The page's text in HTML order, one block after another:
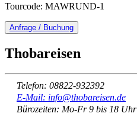
Tourcode: MAWRUND-1
Anfrage / Buchung
Thobareisen
Telefon: 08822-932392
E-Mail: info@thobareisen.de
Bürozeiten: Mo-Fr 9 bis 18 Uhr